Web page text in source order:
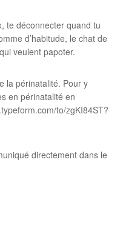
te déconnecter quand tu
d’habitude, le chat de
veulent papoter.
la périnatalité. Pour y
en périnatalité en
to/zgKI84ST?
directement dans le